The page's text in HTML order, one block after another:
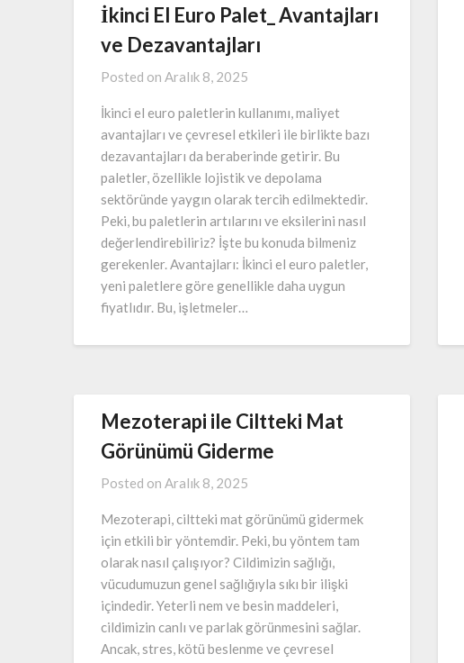
İkinci El Euro Palet_ Avantajları
ve Dezavantajları
Posted on Aralık 8, 2025
İkinci el euro paletlerin kullanımı, maliyet
avantajları ve çevresel etkileri ile birlikte bazı
dezavantajları da beraberinde getirir. Bu
paletler, özellikle lojistik ve depolama
sektöründe yaygın olarak tercih edilmektedir.
Peki, bu paletlerin artılarını ve eksilerini nasıl
değerlendirebiliriz? İşte bu konuda bilmeniz
gerekenler. Avantajları: İkinci el euro paletler,
yeni paletlere göre genellikle daha uygun
fiyatlıdır. Bu, işletmeler…
Mezoterapi ile Ciltteki Mat
Görünümü Giderme
Posted on Aralık 8, 2025
Mezoterapi, ciltteki mat görünümü gidermek
için etkili bir yöntemdir. Peki, bu yöntem tam
olarak nasıl çalışıyor? Cildimizin sağlığı,
vücudumuzun genel sağlığıyla sıkı bir ilişki
içindedir. Yeterli nem ve besin maddeleri,
cildimizin canlı ve parlak görünmesini sağlar.
Ancak, stres, kötü beslenme ve çevresel